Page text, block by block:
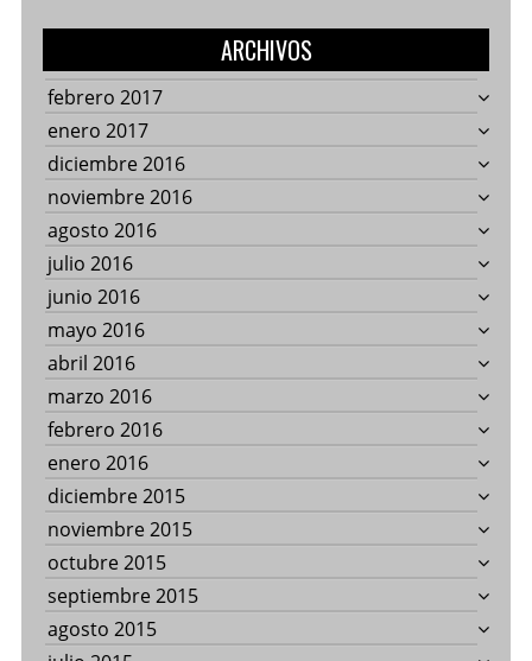
ARCHIVOS
febrero 2017
enero 2017
diciembre 2016
noviembre 2016
agosto 2016
julio 2016
junio 2016
mayo 2016
abril 2016
marzo 2016
febrero 2016
enero 2016
diciembre 2015
noviembre 2015
octubre 2015
septiembre 2015
agosto 2015